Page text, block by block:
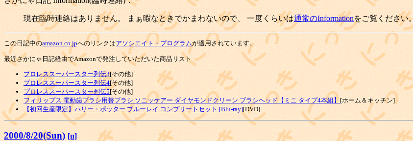
現在臨時連絡はありません。 まぁ暇なときでかまわないので、 一度くらいは通常のInformationをご覧ください。
この日記中のamazon.co.jpへのリンクはアソシエイト・プログラムが適用されています。
最近さかにゃ日記経由でAmazonで発注していただいた商品リスト
プロレススーパースター列伝3[その他]
プロレススーパースター列伝4[その他]
プロレススーパースター列伝5[その他]
フィリップス 電動歯ブラシ用替ブラシ ソニッケアー ダイヤモンドクリーン ブラシヘッド【ミニ タイプ4本組】 [ホーム＆キッチン]
【初回生産限定】ハリー・ポッター ブルーレイ コンプリートセット [Blu-ray][DVD]
2000/8/20(Sun) [n]